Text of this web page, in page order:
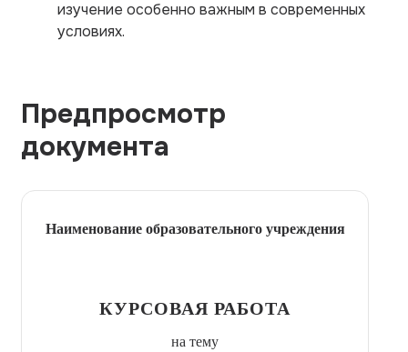
изучение особенно важным в современных
условиях.
Предпросмотр
документа
Наименование образовательного учреждения
КУРСОВАЯ РАБОТА
на тему